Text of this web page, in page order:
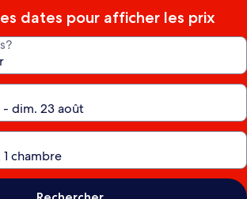
dates pour afficher les prix